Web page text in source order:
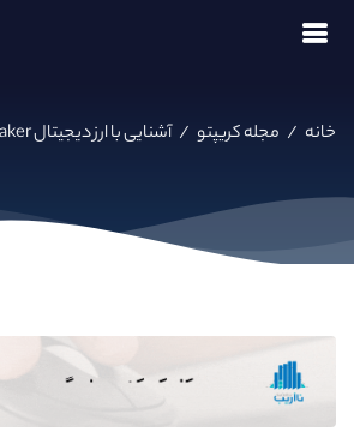
خانه / مجله کریپتو /آشنایی با ارز دیجیتال Maker